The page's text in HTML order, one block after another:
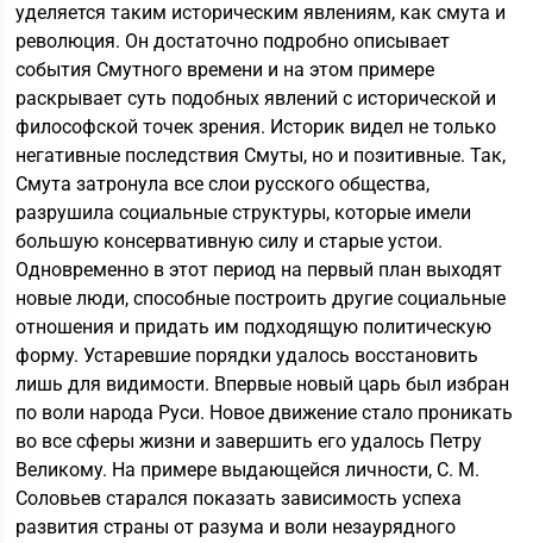
уделяется таким историческим явлениям, как смута и
революция. Он достаточно подробно описывает
события Смутного времени и на этом примере
раскрывает суть подобных явлений с исторической и
философской точек зрения. Историк видел не только
негативные последствия Смуты, но и позитивные. Так,
Смута затронула все слои русского общества,
разрушила социальные структуры, которые имели
большую консервативную силу и старые устои.
Одновременно в этот период на первый план выходят
новые люди, способные построить другие социальные
отношения и придать им подходящую политическую
форму. Устаревшие порядки удалось восстановить
лишь для видимости. Впервые новый царь был избран
по воли народа Руси. Новое движение стало проникать
во все сферы жизни и завершить его удалось Петру
Великому. На примере выдающейся личности, С. М.
Соловьев старался показать зависимость успеха
развития страны от разума и воли незаурядного